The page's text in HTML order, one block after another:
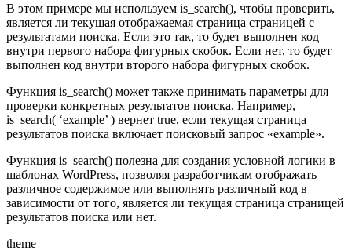
В этом примере мы используем is_search(), чтобы проверить,
является ли текущая отображаемая страница страницей с
результатами поиска. Если это так, то будет выполнен код
внутри первого набора фигурных скобок. Если нет, то будет
выполнен код внутри второго набора фигурных скобок.
Функция is_search() может также принимать параметры для
проверки конкретных результатов поиска. Например,
is_search( ‘example’ ) вернет true, если текущая страница
результатов поиска включает поисковый запрос «example».
Функция is_search() полезна для создания условной логики в
шаблонах WordPress, позволяя разработчикам отображать
различное содержимое или выполнять различный код в
зависимости от того, является ли текущая страница страницей
результатов поиска или нет.
theme